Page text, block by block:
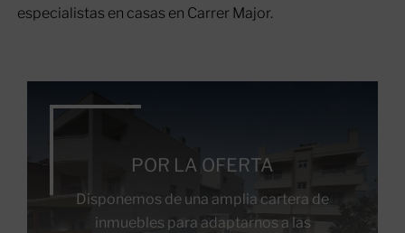
especialistas en casas en Carrer Major.
POR LA OFERTA
Disponemos de una amplia cartera de
inmuebles para adaptarnos a las